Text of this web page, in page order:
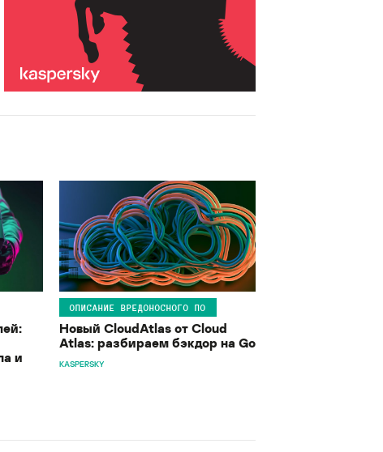
и
ОПИСАНИЕ ВРЕДОНОСНОГО ПО
Новый CloudAtlas от Cloud
Atlas: разбираем бэкдор на Go
KASPERSKY